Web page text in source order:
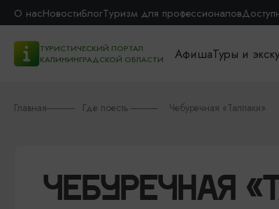
О насНовостиБлогТуризм для профессионалов
ТУРИСТИЧЕСКИЙ ПОРТАЛ
КАЛИНИНГРАДСКОЙ ОБЛАСТИ
АфишаТуры и
Главная Где поесть Чебуречная «Талпаки»
ЧЕБУРЕЧНАЯ